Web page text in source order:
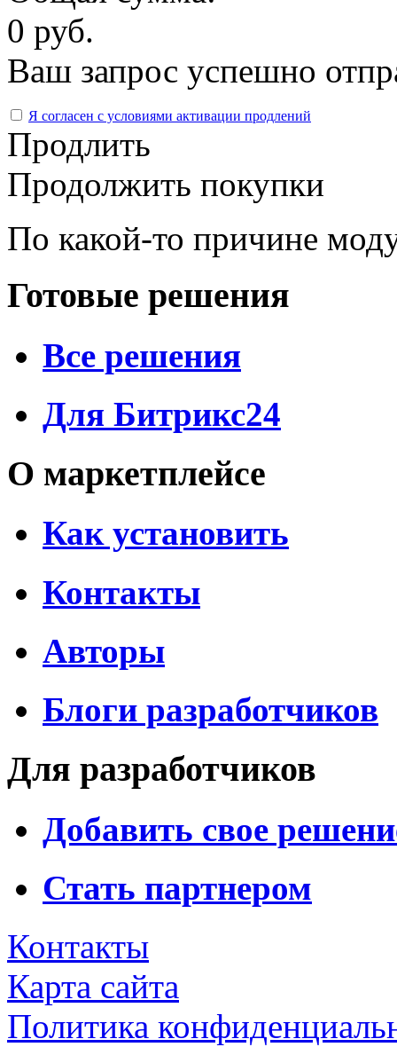
0 руб.
Ваш запрос успешно
Я согласен с условиями активации продлений
Продлить
Продолжить покупки
По какой-то причине
Готовые решения
Все решения
Для Битрикс24
О маркетплейсе
Как установить
Контакты
Авторы
Блоги разработчиков
Для разработчиков
Добавить свое
Стать партнером
Контакты
Карта сайта
Политика